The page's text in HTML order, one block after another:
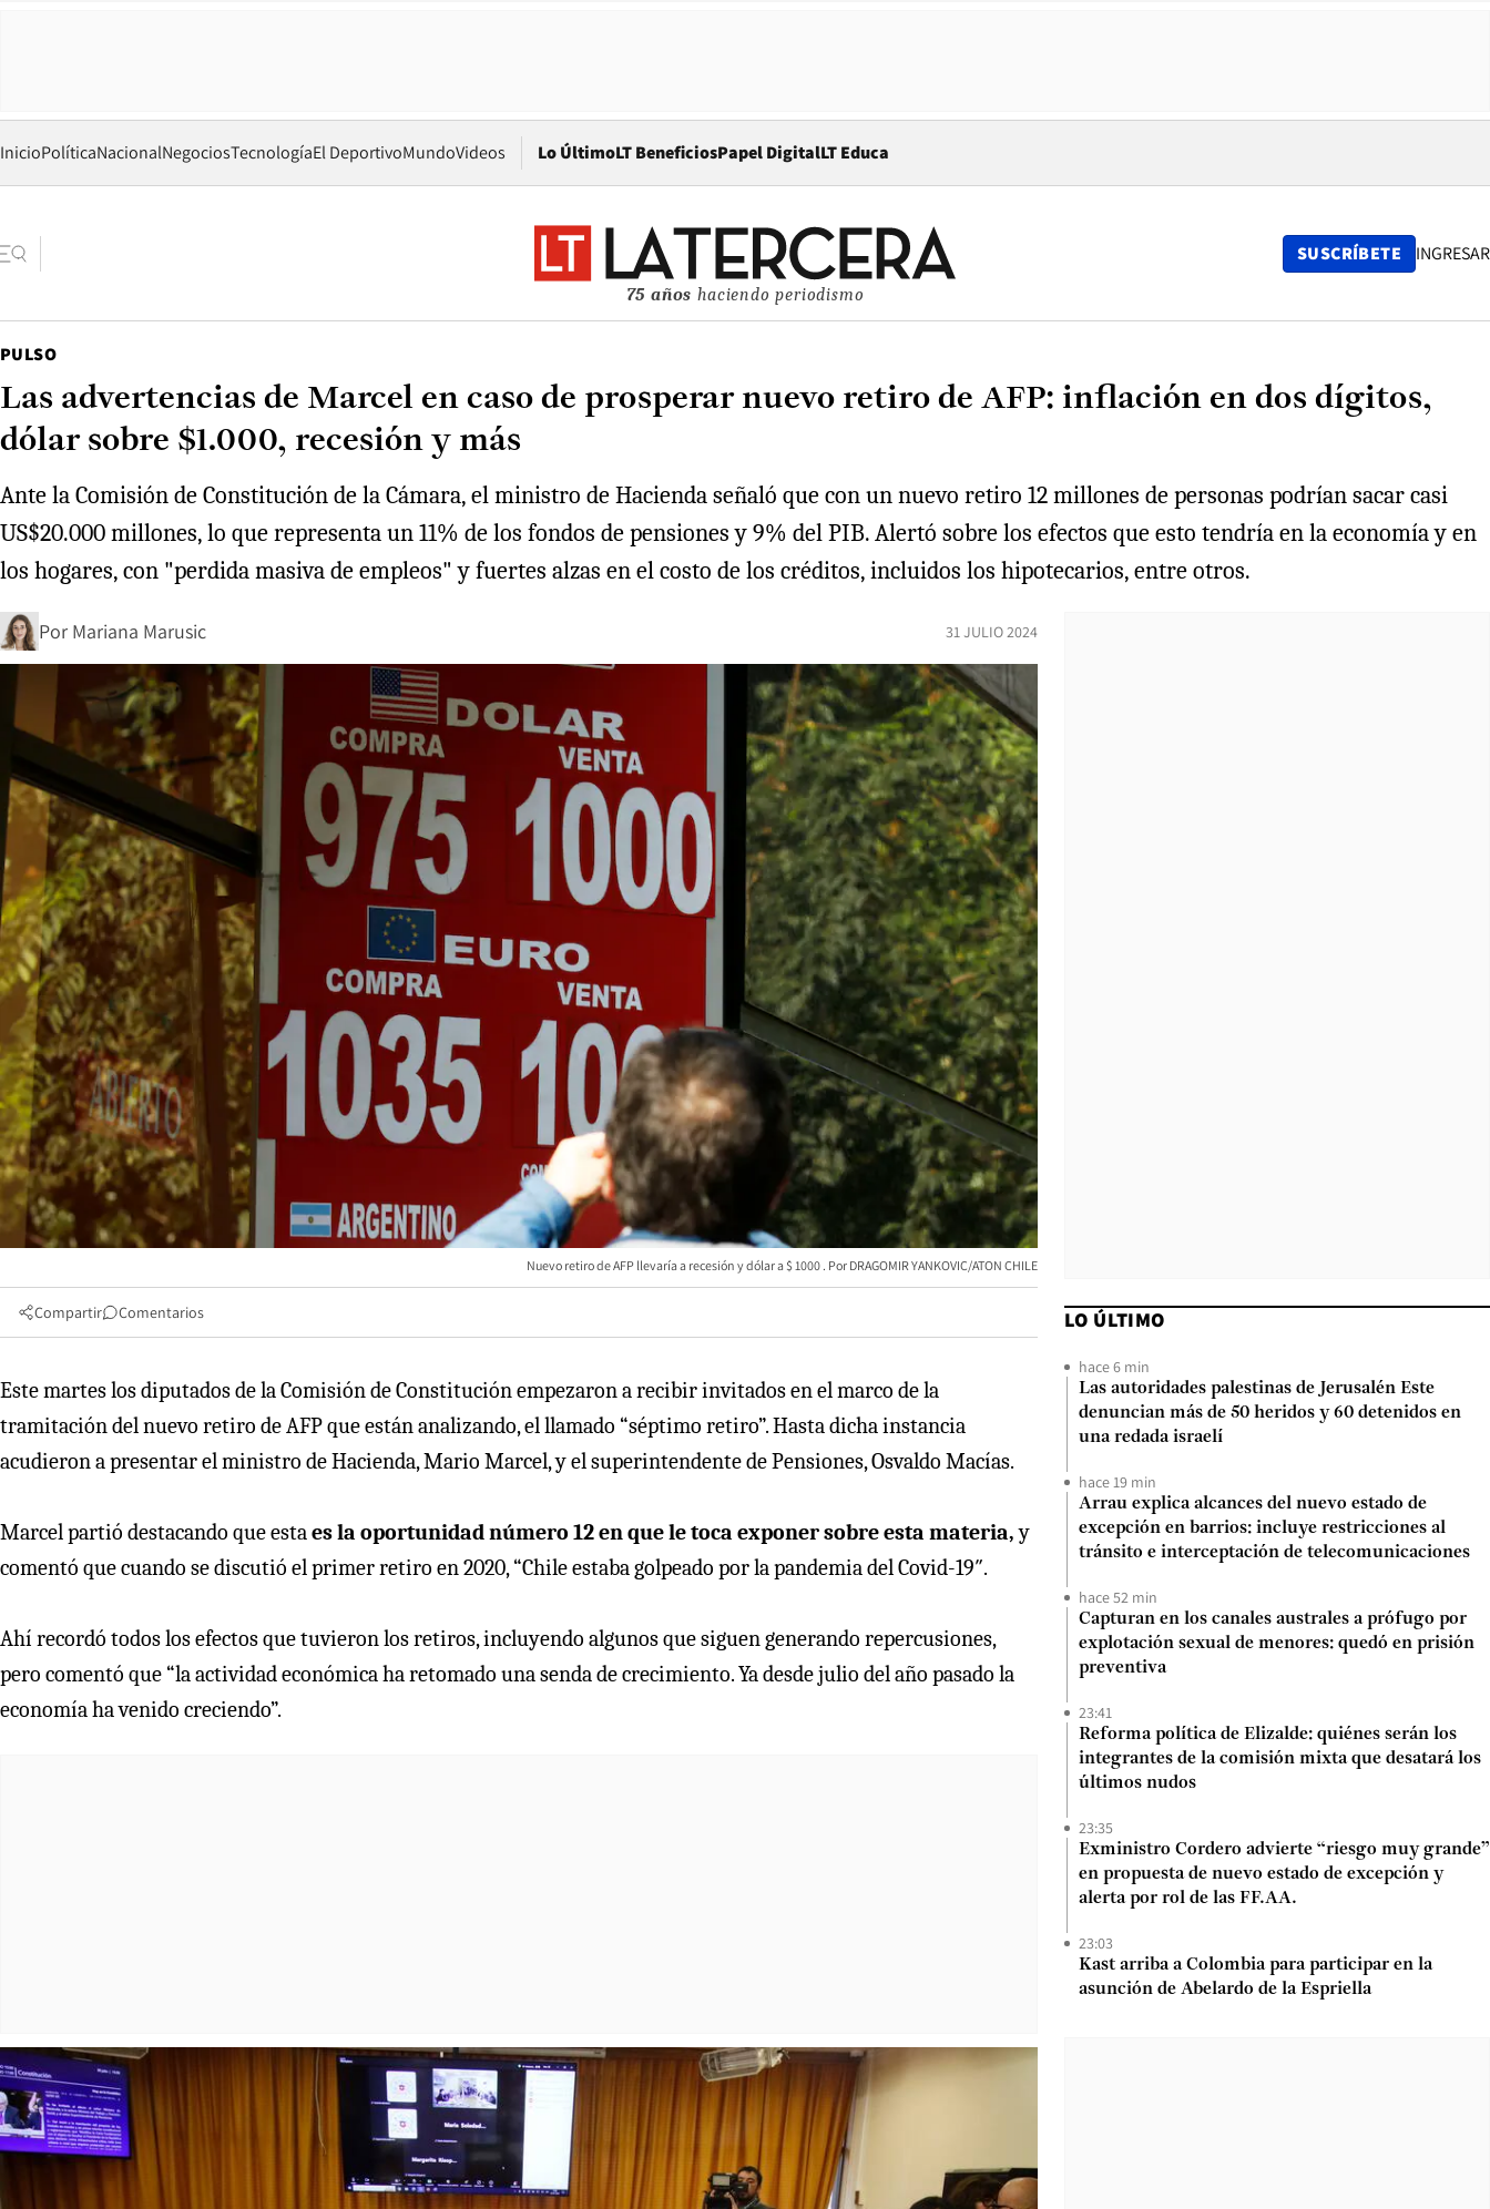
InicioPolíticaNacionalNegociosTecnologíaEl DeportivoMundoVideos Lo ÚltimoLT BeneficiosPapel DigitalOpens in new window
LT Educa
75 años haciendo periodismo
SUSCRÍBETE INGRESAR
PULSO
Las advertencias de Marcel en caso de prosperar nuevo retiro de AFP: inflación en dos dígitos,
dólar sobre $1.000, recesión y más
Ante la Comisión de Constitución de la Cámara, el ministro de Hacienda señaló que con un nuevo retiro 12 millones de personas podrían sacar casi
US$20.000 millones, lo que representa un 11% de los fondos de pensiones y 9% del PIB. Alertó sobre los efectos que esto tendría en la economía y en
los hogares, con "perdida masiva de empleos" y fuertes alzas en el costo de los créditos, incluidos los hipotecarios, entre otros.
Por Mariana Marusic 31 JULIO 2024
Nuevo retiro de AFP llevaría a recesión y dólar a $ 1000 DRAGOMIR YANKOVIC/ATON CHILE
Compartir Comentarios
Este martes los diputados de la Comisión de Constitución empezaron a recibir invitados en el marco de la
tramitación del nuevo retiro de AFP que están analizando, el llamado “séptimo retiro”. Hasta dicha instancia
acudieron a presentar el ministro de Hacienda, Mario Marcel, y el superintendente de Pensiones, Osvaldo Macías.
Marcel partió destacando que estaes la oportunidad número 12 en que le toca exponer sobre esta materia,y
comentó que cuando se discutió el primer retiro en 2020, “Chile estaba golpeado por la pandemia del Covid-19″.
Ahí recordó todos los efectos que tuvieron los retiros, incluyendo algunos que siguen generando repercusiones,
pero comentó que “la actividad económica ha retomado una senda de crecimiento. Ya desde julio del año pasado la
economía ha venido creciendo”.
LO ÚLTIMO
hace 6 min
Las autoridades palestinas de Jerusalén Este
denuncian más de 50 heridos y 60 detenidos en
una redada israelí
hace 19 min
Arrau explica alcances del nuevo estado de
excepción en barrios: incluye restricciones al
tránsito e interceptación de telecomunicaciones
hace 52 min
Capturan en los canales australes a prófugo por
explotación sexual de menores: quedó en prisión
preventiva
23:41
Reforma política de Elizalde: quiénes serán los
integrantes de la comisión mixta que desatará los
últimos nudos
23:35
Exministro Cordero advierte “riesgo muy grande”
en propuesta de nuevo estado de excepción y
alerta por rol de las FF.AA.
23:03
Kast arriba a Colombia para participar en la
asunción de Abelardo de la Espriella